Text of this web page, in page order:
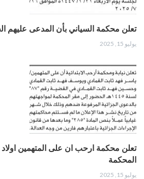
تعلن محكمة السياني بأن المدعى عليهم
يوليو 15, 2025
تعلن محكمة ارحب ان على المتهمين
المحكمة
يوليو 15, 2025